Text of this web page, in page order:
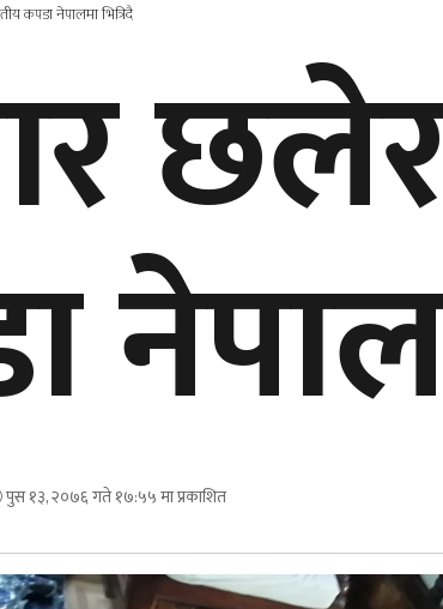
कपडा नेपालमा भित्रिदै
पुस १३, २०७६ गते १७:५५ मा प्रकाशित